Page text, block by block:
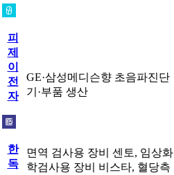
피
제
이
전
자
GE·삼성메디슨향 초음파진단
기·부품 생산
한
독
면역 검사용 장비 센토, 임상화
학검사용 장비 비스타, 혈당측